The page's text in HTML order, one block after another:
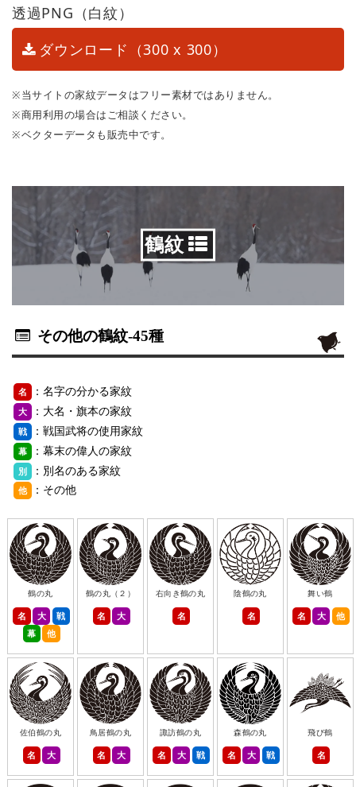
透過PNG（白紋）
ダウンロード（300 x 300）
※当サイトの家紋データはフリー素材ではありません。
※商用利用の場合はご相談ください。
※ベクターデータも販売中です。
鶴紋
その他の鶴紋-45種
名 ：名字の分かる家紋
大 ：大名・旗本の家紋
戦 ：戦国武将の使用家紋
幕 ：幕末の偉人の家紋
別 ：別名のある家紋
他 ：その他
鶴の丸
名 大
戦
幕
他
鶴の丸（２）
名 大
右向き鶴の丸
名
陰鶴の丸
名
舞い鶴
名 大 他
佐伯鶴の丸
名 大
鳥居鶴の丸
名 大
諏訪鶴の丸
名 大 戦
森鶴の丸
名 大 戦
飛び鶴
名